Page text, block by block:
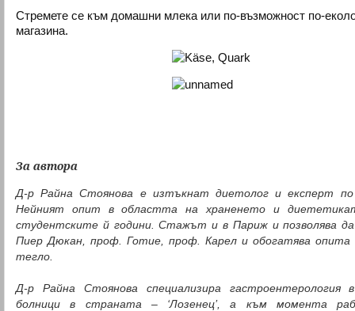
Стремете се към домашни млека или по-възможност по-
магазина.
За автора
Д-р Райна Стоянова е изтъкнат диетолог и експерт по
Нейният опит в областта на храненето и
студентските й години. Стажът и в Париж и позволява
Пиер Дюкан, проф. Готие, проф. Карел и обогатява
тегло.
Д-р Райна Стоянова специализира
болници в страната – ‘Лозенец’, а към момента